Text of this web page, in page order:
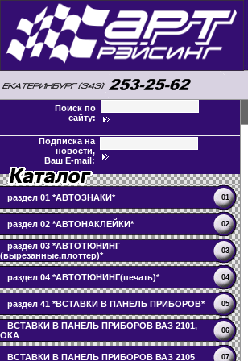
Поиск по
сайту:
Подписка на
новости,
Ваш E-mail:
раздел 01 *АВТОЗНАКИ* 01
раздел 02 *АВТОНАКЛЕЙКИ* 02
раздел 03 *АВТОТЮНИНГ
(вырезанные,плоттер)*
03
раздел 04 *АВТОТЮНИНГ(печать)* 04
раздел 41 *ВСТАВКИ В ПАНЕЛЬ ПРИБОРОВ* 05
ВСТАВКИ В ПАНЕЛЬ ПРИБОРОВ ВАЗ 2101,
ОКА
06
ВСТАВКИ В ПАНЕЛЬ ПРИБОРОВ ВАЗ 2105 07